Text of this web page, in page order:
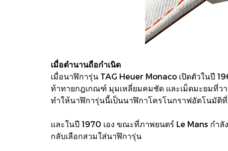
เมื่อตำนานถือกำเนิด
เมื่อนาฬิการุ่น TAG Heuer Monaco เปิดตัวในปี
ท้าทายกฎเกณฑ์ มุมเหลี่ยมคมชัด และเม็ดมะยมที่ว
ทำให้นาฬิการุ่นนี้เป็นนาฬิกาโครโนกราฟอัตโนมัติที่
และในปี 1970 เอง ขณะที่ภาพยนตร์ Le Mans กำ
กลับเลือกสวมใส่นาฬิการุ่น